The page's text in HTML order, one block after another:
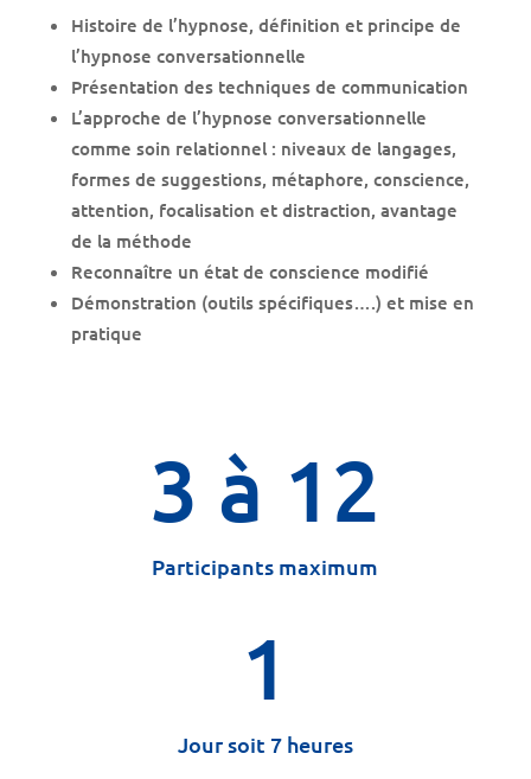
Histoire de l’hypnose, définition et principe de
l’hypnose conversationnelle
Présentation des techniques de communication
L’approche de l’hypnose conversationnelle
comme soin relationnel : niveaux de langages,
formes de suggestions, métaphore, conscience,
attention, focalisation et distraction, avantage
de la méthode
Reconnaître un état de conscience modifié
Démonstration (outils spécifiques….) et mise en
pratique
3 à 12
Participants maximum
1
Jour soit 7 heures